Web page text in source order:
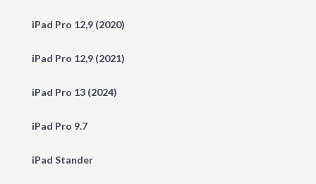
iPad Pro 12,9 (2020)
iPad Pro 12,9 (2021)
iPad Pro 13 (2024)
iPad Pro 9.7
iPad Stander